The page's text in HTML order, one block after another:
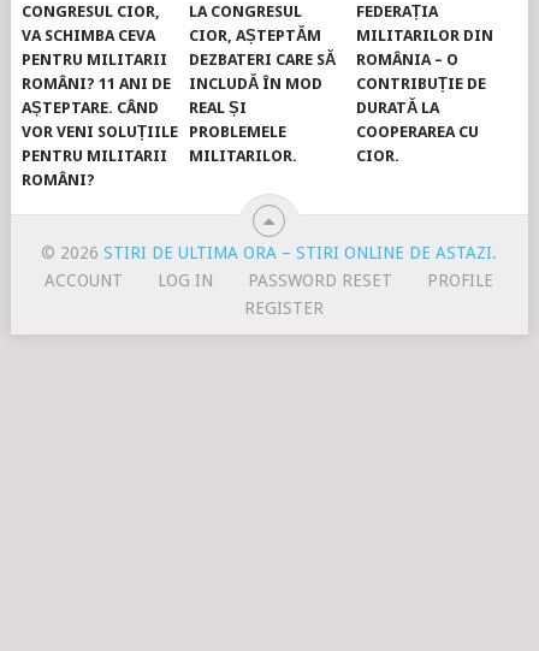
CONGRESUL CIOR,
VA SCHIMBA CEVA
PENTRU MILITARII
ROMÂNI? 11 ANI DE
AȘTEPTARE. CÂND
VOR VENI SOLUȚIILE
PENTRU MILITARII
ROMÂNI?
LA CONGRESUL
CIOR, AȘTEPTĂM
DEZBATERI CARE SĂ
INCLUDĂ ÎN MOD
REAL ȘI
PROBLEMELE
MILITARILOR.
FEDERAȚIA
MILITARILOR DIN
ROMÂNIA – O
CONTRIBUȚIE DE
DURATĂ LA
COOPERAREA CU
CIOR.
© 2026STIRI DE ULTIMA ORA – STIRI ONLINE DE ASTAZI.
ACCOUNT
LOG IN PASSWORD RESET
PROFILE
REGISTER